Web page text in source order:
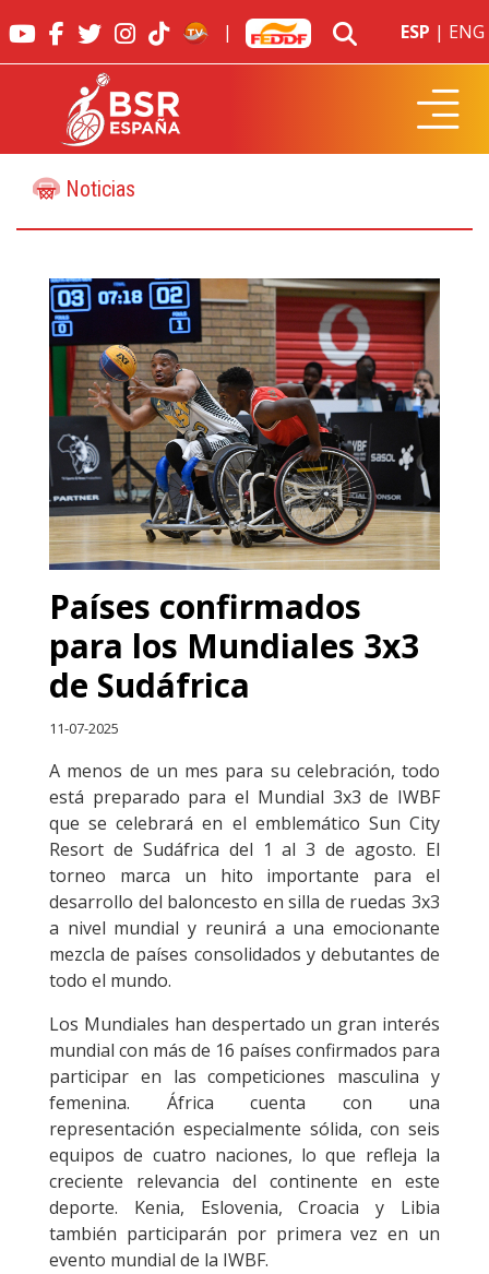
| ESP | ENG
Noticias
Países confirmados
para los Mundiales 3x3
de Sudáfrica
11-07-2025
A menos de un mes para su celebración, todo
está preparado para el Mundial 3x3 de IWBF
que se celebrará en el emblemático Sun City
Resort de Sudáfrica del 1 al 3 de agosto. El
torneo marca un hito importante para el
desarrollo del baloncesto en silla de ruedas 3x3
a nivel mundial y reunirá a una emocionante
mezcla de países consolidados y debutantes de
todo el mundo.
Los Mundiales han despertado un gran interés
mundial con más de 16 países confirmados para
participar en las competiciones masculina y
femenina. África cuenta con una
representación especialmente sólida, con seis
equipos de cuatro naciones, lo que refleja la
creciente relevancia del continente en este
deporte. Kenia, Eslovenia, Croacia y Libia
también participarán por primera vez en un
evento mundial de la IWBF.